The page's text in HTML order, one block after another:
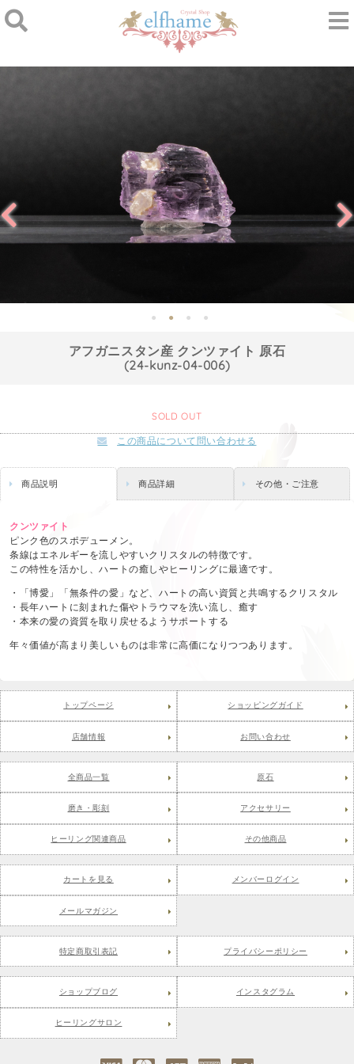
アフガニスタン産 クンツァイト 原石
(24-kunz-04-006)
SOLD OUT
この商品について問い合わせる
商品説明 商品詳細 その他・ご注意
クンツァイト
ピンク色のスポデューメン。
条線はエネルギーを流しやすいクリスタルの特徴です。
この特性を活かし、ハートの癒しやヒーリングに最適です。
・「博愛」「無条件の愛」など、ハートの高い資質と共鳴するクリスタル
・長年ハートに刻まれた傷やトラウマを洗い流し、癒す
・本来の愛の資質を取り戻せるようサポートする
年々価値が高まり美しいものは非常に高価になりつつあります。
トップページ ショッピングガイド
店舗情報 お問い合わせ
全商品一覧 原石
磨き・彫刻 アクセサリー
ヒーリング関連商品 その他商品
カートを見る メンバーログイン
メールマガジン
特定商取引表記 プライバシーポリシー
ショップブログ インスタグラム
ヒーリングサロン